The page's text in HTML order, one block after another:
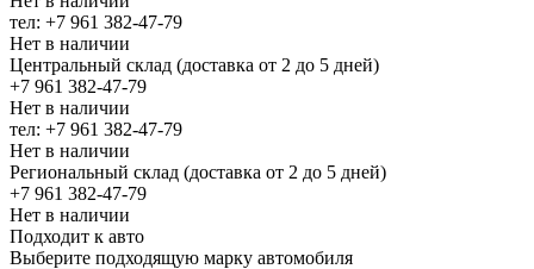
тел: +7 961 382-47-79
Нет в наличии
Центральный склад (доставка от 2 до 5 дней)
+7 961 382-47-79
Нет в наличии
тел: +7 961 382-47-79
Нет в наличии
Региональный склад (доставка от 2 до 5 дней)
+7 961 382-47-79
Нет в наличии
Подходит к авто
Выберите подходящую марку автомобиля